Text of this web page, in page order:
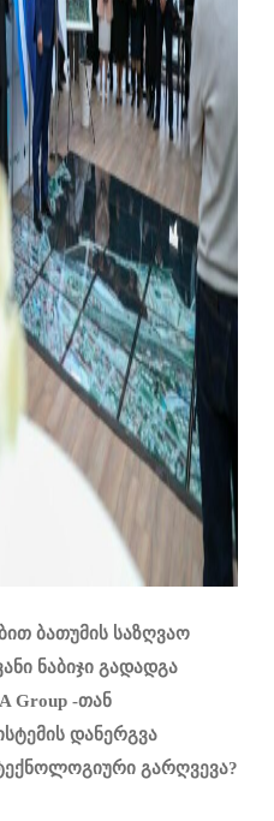
ბათუმის საზღვაო
ნაბიჯი გადადგა
Group -თან
დანერგვა
გარღვევა?